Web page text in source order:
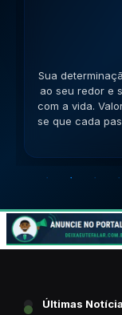
Sua
pessoas que
colaboração
Lembre-se
Últimas